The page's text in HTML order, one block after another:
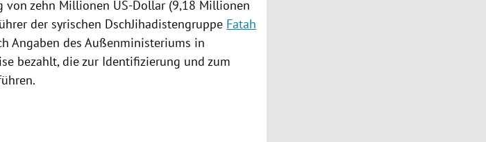
von zehn Millionen US-Dollar (9,18 Millionen
der syrischen DschJihadistengruppe Fatah
Angaben des Außenministeriums in
bezahlt, die zur Identifizierung und zum